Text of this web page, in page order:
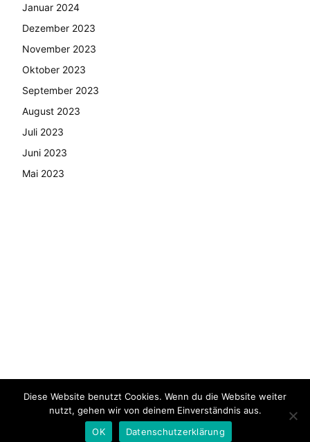
Januar 2024
Dezember 2023
November 2023
Oktober 2023
September 2023
August 2023
Juli 2023
Juni 2023
Mai 2023
© Copyright - 2024 AutoMarktNews.de
Datenschutzerklärung FAQ Kontakt
Impressum
Pressemitteilung veröffentlichen
News Archiv
Diese Website benutzt Cookies. Wenn du die Website weiter
nutzt, gehen wir von deinem Einverständnis aus.
OK
Datenschutzerklärung